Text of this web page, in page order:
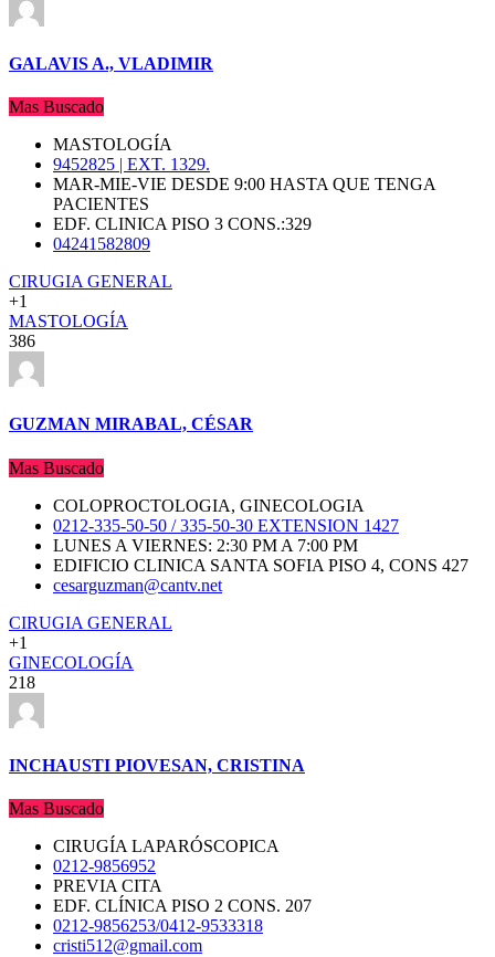
GALAVIS A., VLADIMIR
Mas Buscado
MASTOLOGÍA
9452825 | EXT. 1329.
MAR-MIE-VIE DESDE 9:00 HASTA QUE TENGA
PACIENTES
EDF. CLINICA PISO 3 CONS.:329
04241582809
CIRUGIA GENERAL
+1
MASTOLOGÍA
386
GUZMAN MIRABAL, CÉSAR
Mas Buscado
COLOPROCTOLOGIA, GINECOLOGIA
0212-335-50-50 / 335-50-30 EXTENSION 1427
LUNES A VIERNES: 2:30 PM A 7:00 PM
EDIFICIO CLINICA SANTA SOFIA PISO 4, CONS 427
cesarguzman@cantv.net
CIRUGIA GENERAL
+1
GINECOLOGÍA
218
INCHAUSTI PIOVESAN, CRISTINA
Mas Buscado
CIRUGÍA LAPARÓSCOPICA
0212-9856952
PREVIA CITA
EDF. CLÍNICA PISO 2 CONS. 207
0212-9856253/0412-9533318
cristi512@gmail.com